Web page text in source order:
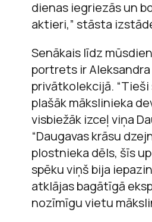
dienas iegriezās un
aktieri,” stāsta
Senākais līdz
portrets ir
privātkolekcijā.
plašāk mākslinieka
visbiežāk izceļ viņa
“Daugavas krāsu
plostnieka dēls, šīs
spēku viņš bija
atklājas bagātīgā
nozīmīgu vietu